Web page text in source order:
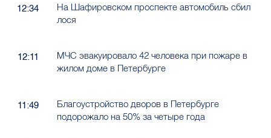
12:34
На Шафировском проспекте автомобиль сбил
лося
12:11
МЧС эвакуировало 42 человека при пожаре в
жилом доме в Петербурге
11:49
Благоустройство дворов в Петербурге
подорожало на 50% за четыре года